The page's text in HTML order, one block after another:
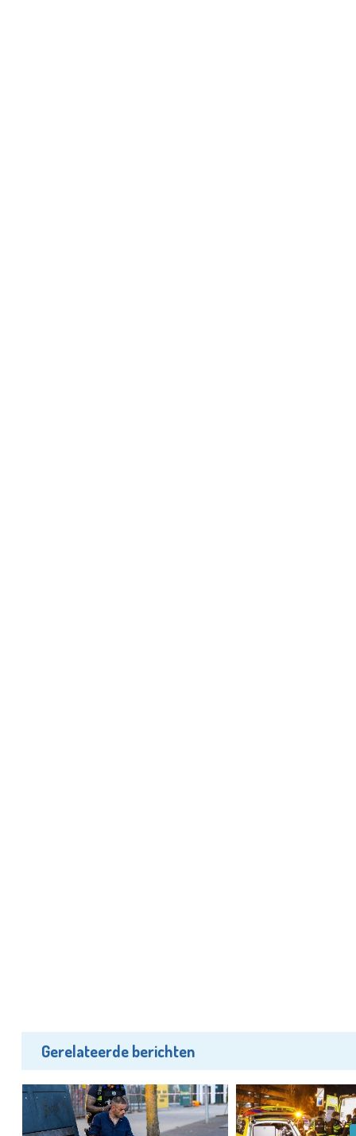
Gerelateerde berichten